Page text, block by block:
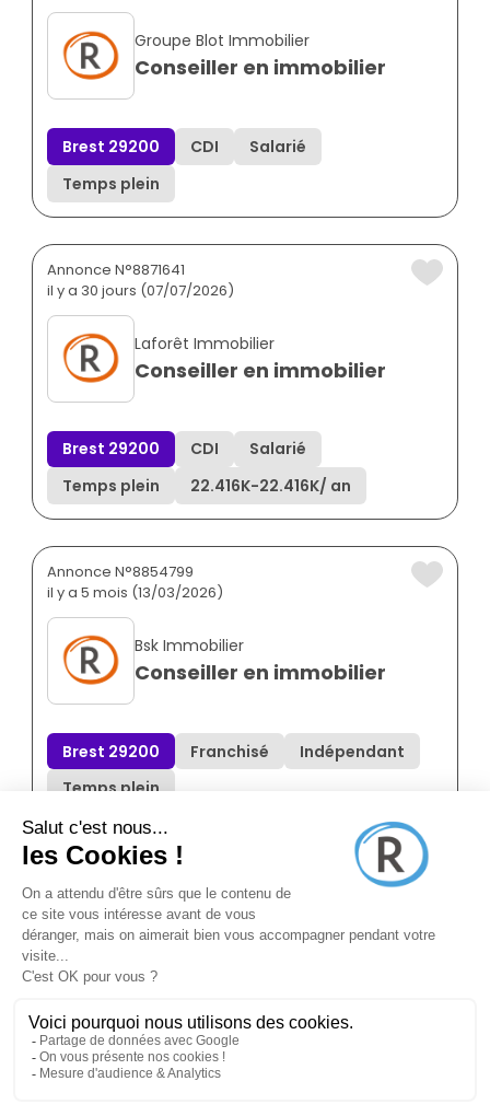
Groupe Blot Immobilier
Conseiller en immobilier
Brest 29200 CDI
Salarié
Temps plein
Annonce N°8871641
il y a 30 jours (07/07/2026)
Laforêt Immobilier
Conseiller en immobilier
Brest 29200 CDI
Salarié
Temps plein
22.416K-22.416K/ an
Annonce N°8854799
il y a 5 mois (13/03/2026)
Bsk Immobilier
Conseiller en immobilier
Brest 29200 Franchisé
Indépendant
Temps plein
il y a 5 mois (26/02/2026)
Négociateur Immobilier
Brest 29200 CDI